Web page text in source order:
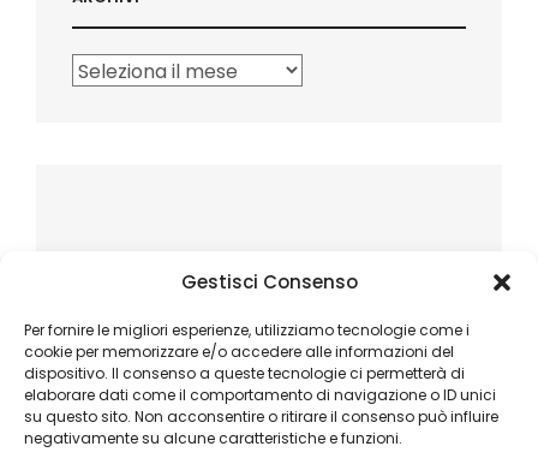
Gestisci Consenso
Per fornire le migliori esperienze, utilizziamo tecnologie come i
cookie per memorizzare e/o accedere alle informazioni del
dispositivo. Il consenso a queste tecnologie ci permetterà di
elaborare dati come il comportamento di navigazione o ID unici
su questo sito. Non acconsentire o ritirare il consenso può influire
negativamente su alcune caratteristiche e funzioni.
Archivi